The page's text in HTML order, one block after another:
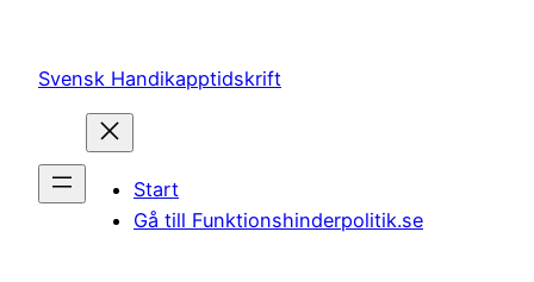
innehåll
Svensk Handikapptidskrift
Start
Gå till Funktionshinderpolitik.se